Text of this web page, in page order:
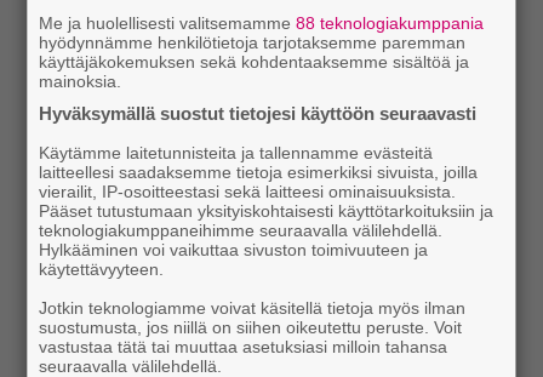
Me ja huolellisesti valitsemamme88 teknologiakumppania
hyödynnämme henkilötietoja tarjotaksemme paremman
käyttäjäkokemuksen sekä kohdentaaksemme sisältöä ja
mainoksia.
Hyväksymällä suostut tietojesi käyttöön seuraavasti
Käytämme laitetunnisteita ja tallennamme evästeitä
laitteellesi saadaksemme tietoja esimerkiksi sivuista, joilla
vierailit, IP-osoitteestasi sekä laitteesi ominaisuuksista.
Pääset tutustumaan yksityiskohtaisesti käyttötarkoituksiin ja
teknologiakumppaneihimme seuraavalla välilehdellä.
Hylkääminen voi vaikuttaa sivuston toimivuuteen ja
käytettävyyteen.
Jotkin teknologiamme voivat käsitellä tietoja myös ilman
suostumusta, jos niillä on siihen oikeutettu peruste. Voit
vastustaa tätä tai muuttaa asetuksiasi milloin tahansa
seuraavalla välilehdellä.